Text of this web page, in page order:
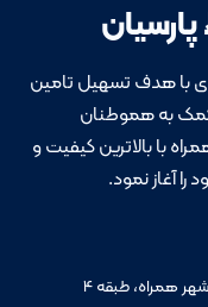
در سال 1389 خورشیدی با هدف تسهیل تامین
کمک به هموطنان
با بالاترین کیفیت و
را آغاز نمود.
همراه، طبقه 4